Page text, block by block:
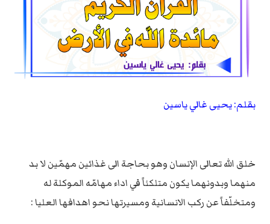
بقلم: يحيى غالي ياسين
خلق الله تعالى الإنسان وهو بحاجة الى غذائين مهمّين لا بد
منهما وبدونهما يكون متلكئاً في اداء مهامّه الموكلة له
ومتخلّفاً عن ركب الانسانية ومسيرتها نحو اهدافها العليا :